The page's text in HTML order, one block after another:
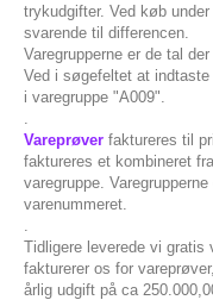
trykudgifter. Ved køb
svarende til differencen.
Varegrupperne er de tal
Ved i søgefeltet at
i varegruppe "A009".
.
Vareprøver faktureres til
faktureres et kombineret
varegruppe.
varenummeret.
.
Tidligere leverede vi gratis
fakturerer os for
årlig udgift på ca